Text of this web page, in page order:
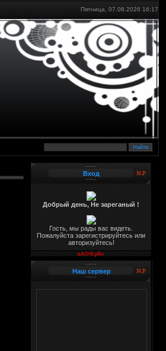
Пятница, 07.08.2026 16:17
Вход
Добрый день, Не зареганый !
Гость, мы рады вас видеть.
Пожалуйста зарегистрируйтесь или
авторизуйтесь!
Наш сервер